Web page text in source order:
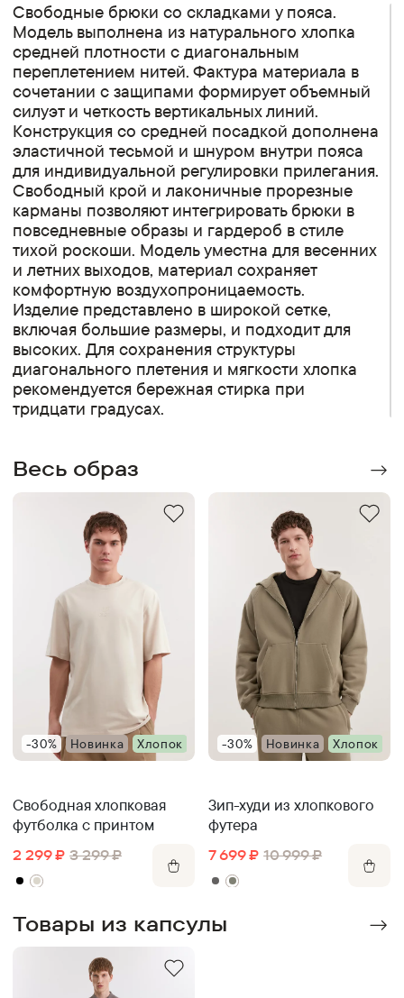
Свободные брюки со складками у пояса.
Модель выполнена из натурального хлопка
средней плотности с диагональным
переплетением нитей. Фактура материала в
сочетании с защипами формирует объемный
силуэт и четкость вертикальных линий.
Конструкция со средней посадкой дополнена
эластичной тесьмой и шнуром внутри пояса
для индивидуальной регулировки прилегания.
Свободный крой и лаконичные прорезные
карманы позволяют интегрировать брюки в
повседневные образы и гардероб в стиле
тихой роскоши. Модель уместна для весенних
и летних выходов, материал сохраняет
комфортную воздухопроницаемость.
Изделие представлено в широкой сетке,
включая большие размеры, и подходит для
высоких. Для сохранения структуры
диагонального плетения и мягкости хлопка
рекомендуется бережная стирка при
тридцати градусах.
Весь образ
-30% Новинка Хлопок
Свободная хлопковая
футболка с принтом
2 299 ₽ 3 299 ₽
-30% Новинка Хлопок
Зип-худи из хлопкового
футера
7 699 ₽ 10 999 ₽
Товары из капсулы